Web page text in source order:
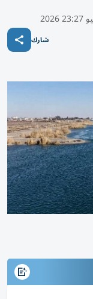
شارك